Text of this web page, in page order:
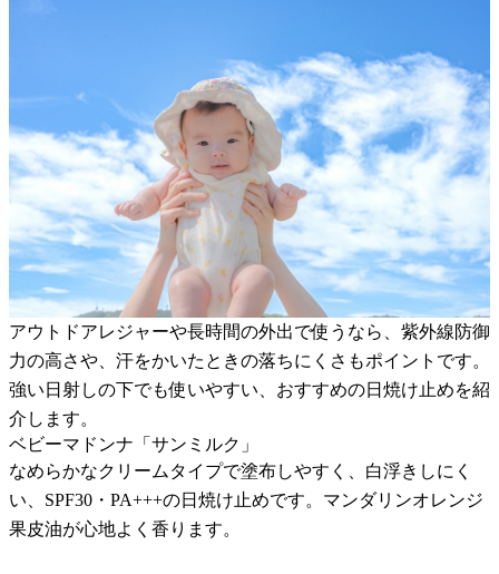
アウトドアレジャーや長時間の外出で使うなら、紫外線防御
力の高さや、汗をかいたときの落ちにくさもポイントです。
強い日射しの下でも使いやすい、おすすめの日焼け止めを紹
介します。
ベビーマドンナ「サンミルク」
なめらかなクリームタイプで塗布しやすく、白浮きしにく
い、SPF30・PA+++の日焼け止めです。マンダリンオレンジ
果皮油が心地よく香ります。